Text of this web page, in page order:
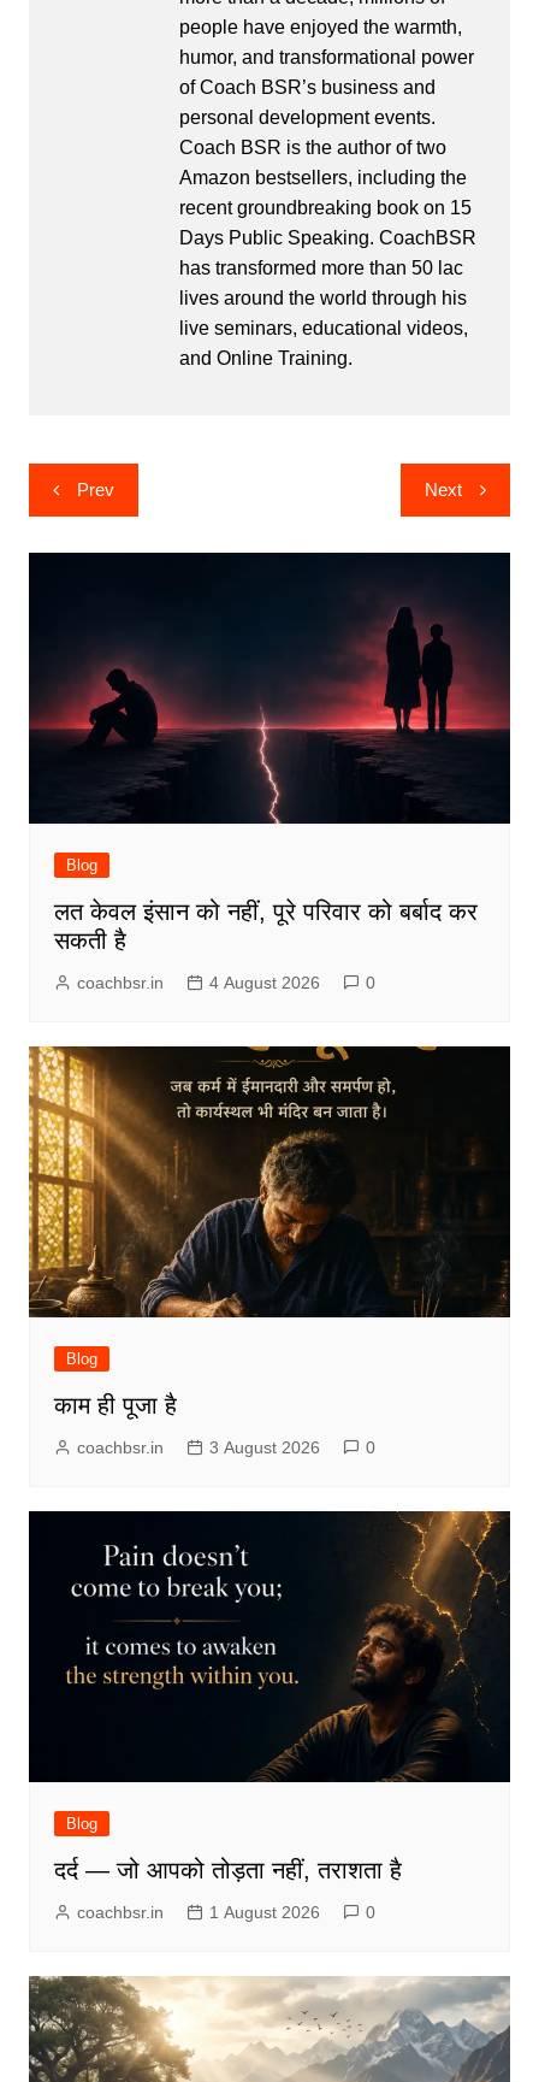
people have enjoyed the warmth,
humor, and transformational power
of Coach BSR’s business and
personal development events.
Coach BSR is the author of two
Amazon bestsellers, including the
recent groundbreaking book on 15
Days Public Speaking. CoachBSR
has transformed more than 50 lac
lives around the world through his
live seminars, educational videos,
and Online Training.
Post
navigation
Prev Next
Blog
लत केवल इंसान को नहीं, पूरे परिवार को बर्बाद कर
सकती है
coachbsr.in 4 August 2026 0
Blog
काम ही पूजा है
coachbsr.in 3 August 2026 0
Blog
दर्द — जो आपको तोड़ता नहीं, तराशता है
coachbsr.in 1 August 2026 0